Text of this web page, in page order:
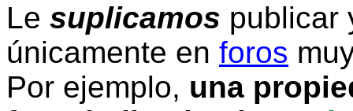
Le suplicamos publicar
únicamente en foros
Por ejemplo, una